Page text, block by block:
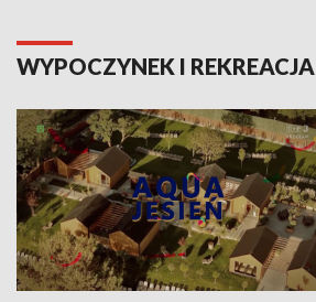
WYPOCZYNEK I REKREACJA